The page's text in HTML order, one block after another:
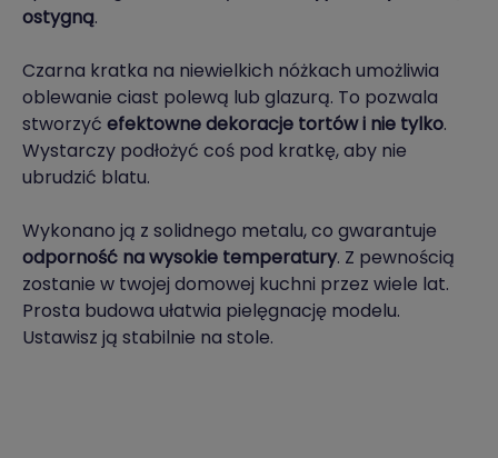
ostygną.
Czarna kratka na niewielkich nóżkach umożliwia
oblewanie ciast polewą lub glazurą. To pozwala
stworzyć efektowne dekoracje tortów i nie tylko.
Wystarczy podłożyć coś pod kratkę, aby nie
ubrudzić blatu.
Wykonano ją z solidnego metalu, co gwarantuje
odporność na wysokie temperatury. Z pewnością
zostanie w twojej domowej kuchni przez wiele lat.
Prosta budowa ułatwia pielęgnację modelu.
Ustawisz ją stabilnie na stole.